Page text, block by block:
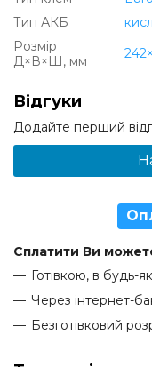
Тип АКБ
Розмір
Д×В×Ш, мм
Відгуки
Додайте перший
Сплатити Ви
Готівкою, в будь-
Через інтернет-
Безготівковий